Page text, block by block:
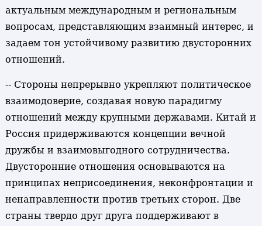
актуальным международным и региональным
вопросам, представляющим взаимный интерес, и
задаем тон устойчивому развитию двусторонних
отношений.
-- Стороны непрерывно укрепляют политическое
взаимодоверие, создавая новую парадигму
отношений между крупными державами. Китай и
Россия придерживаются концепции вечной
дружбы и взаимовыгодного сотрудничества.
Двусторонние отношения основываются на
принципах неприсоединения, неконфронтации и
ненаправленности против третьих сторон. Две
страны твердо друг друга поддерживают в